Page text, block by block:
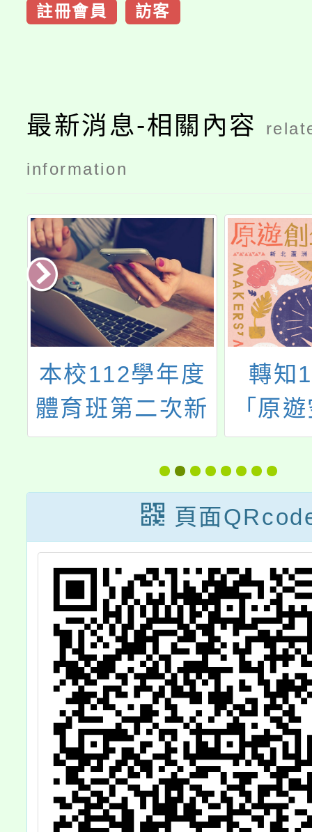
註冊會員 訪客
最新消息-相關內容
information
本校112學年度
體育班第二次新
生入學甄試簡章
轉知
「原
生市
頁面